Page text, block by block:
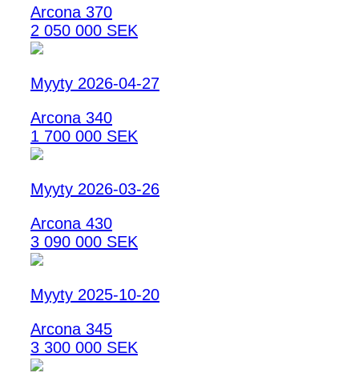
Arcona 370
2 050 000 SEK
Myyty 2026-04-27
Arcona 340
1 700 000 SEK
Myyty 2026-03-26
Arcona 430
3 090 000 SEK
Myyty 2025-10-20
Arcona 345
3 300 000 SEK